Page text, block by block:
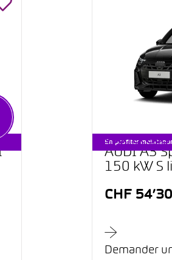
En profiter
STARTER
AUDI A3
150 kW S
CHF
Demander